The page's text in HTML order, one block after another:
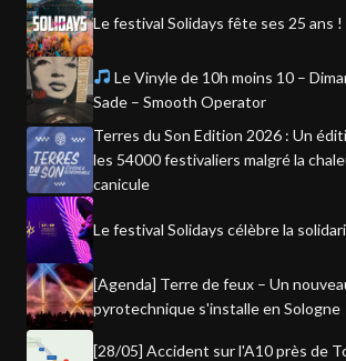
Le festival Solidays fête ses 25 ans !
Le Vinyle de 10h moins 10 –
Sade – Smooth Operator
Terres du Son Edition 2026 : Un
les 54000 festivaliers malgré la
canicule
Le festival Solidays célèbre la
[Agenda] Terre de feux – Un
pyrotechnique s'installe en Sologne
[28/05] Accident sur l'A10 près de